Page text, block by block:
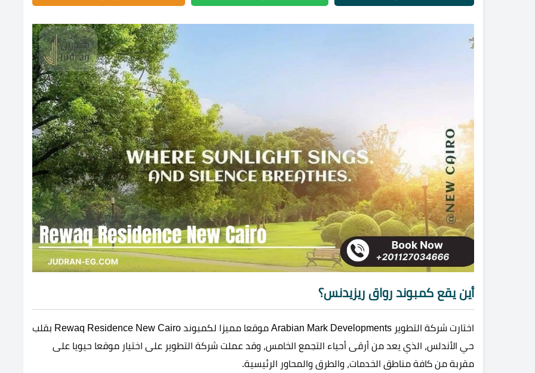
أين يقع كمبوند رواق ريزيدنس؟
اختارت شركة التطوير Arabian Mark Developments موقعا مميزا لكمبوند Rewaq Residence New Cairo بقلب
حي الأندلس، الذي يعد من أرقى أحياء التجمع الخامس، وقد عملت شركة التطوير على اختيار موقعا حيويا على
مقربة من كافة مناطق الخدمات، والطرق والمحاور الرئيسية.